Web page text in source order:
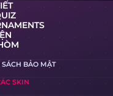
BẢO MẬT
SKIN